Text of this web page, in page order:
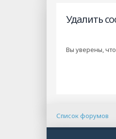
Удалить
Вы уверены,
Список форумов